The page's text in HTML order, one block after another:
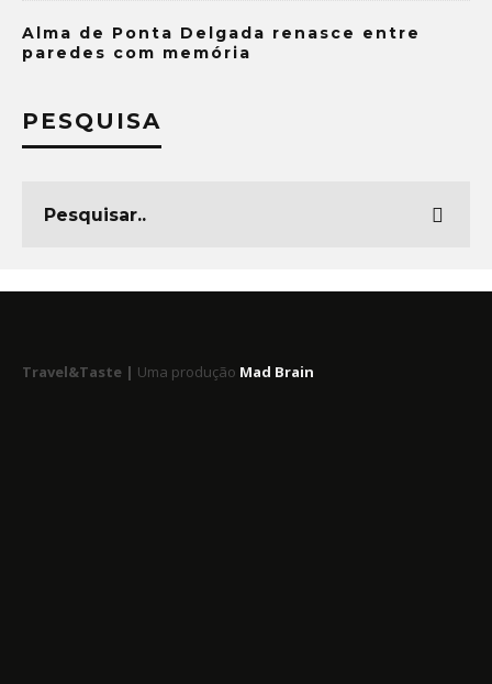
Alma de Ponta Delgada renasce entre
paredes com memória
PESQUISA
Travel&Taste | Uma produção Mad Brain